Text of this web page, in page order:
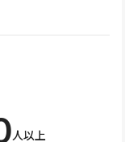
人以上